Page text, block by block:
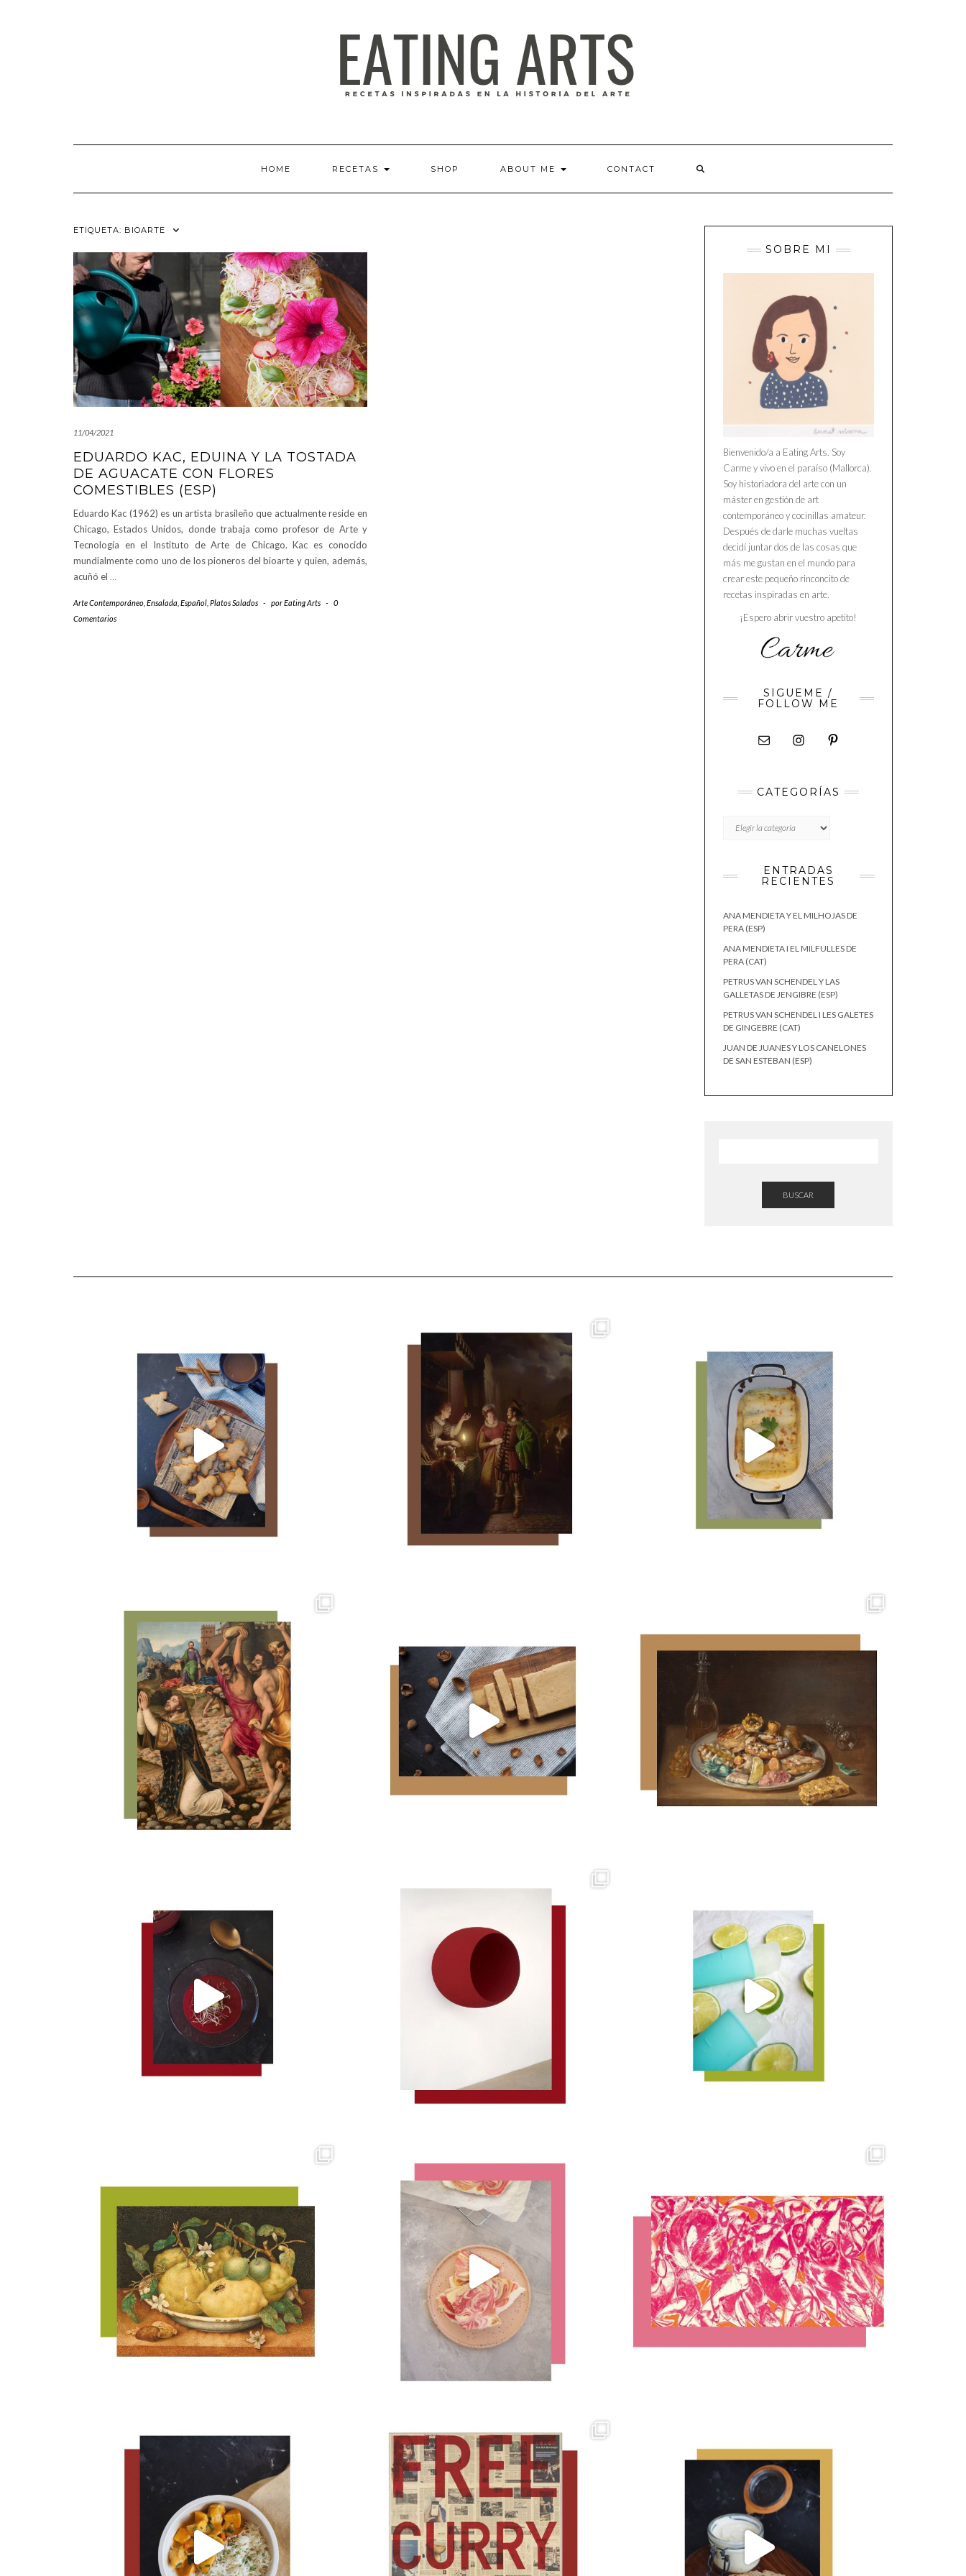
HOME RECETAS SHOP ABOUT ME CONTACT
ETIQUETA: BIOARTE
11/04/2021
EDUARDO KAC, EDUINA Y LA TOSTADA
DE AGUACATE CON FLORES
COMESTIBLES (ESP)
Eduardo Kac (1962) es un artista brasileño que actualmente reside en
Chicago, Estados Unidos, donde trabaja como profesor de Arte y
Tecnología en el Instituto de Arte de Chicago. Kac es conocido
mundialmente como uno de los pioneros del bioarte y quien, además,
acuñó el …
Arte Contemporáneo Ensalada Español Platos Salados - porEating Arts -
0
Comentarios
SOBRE MI
Bienvenido/a a Eating Arts. Soy
Carme y vivo en el paraíso (Mallorca).
Soy historiadora del arte con un
máster en gestión de art
contemporáneo y cocinillas amateur.
Después de darle muchas vueltas
decidí juntar dos de las cosas que
más me gustan en el mundo para
crear este pequeño rinconcito de
recetas inspiradas en arte.
¡Espero abrir vuestro apetito!
SÍGUEME /
FOLLOW ME
CATEGORÍAS
ENTRADAS
RECIENTES
ANA MENDIETA Y EL MILHOJAS DE
PERA (ESP)
ANA MENDIETA I EL MILFULLES DE
PERA (CAT)
PETRUS VAN SCHENDEL Y LAS
GALLETAS DE JENGIBRE (ESP)
PETRUS VAN SCHENDEL I LES GALETES
DE GINGEBRE (CAT)
JUAN DE JUANES Y LOS CANELONES
DE SAN ESTEBAN (ESP)
BUSCAR